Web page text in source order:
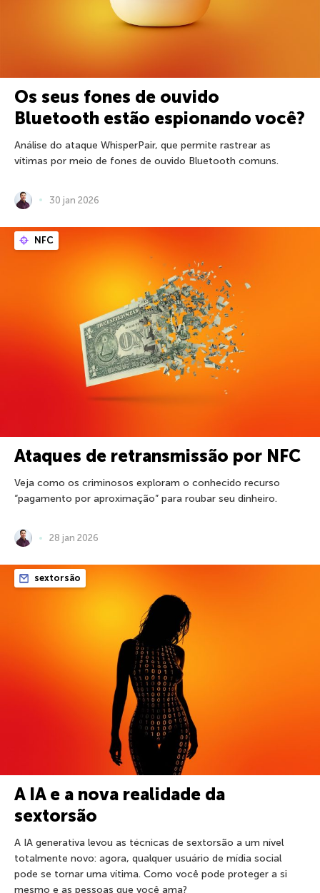
Os seus fones de ouvido
Bluetooth estão espionando você?
Análise do ataque WhisperPair, que permite rastrear as
vítimas por meio de fones de ouvido Bluetooth comuns.
30 jan 2026
NFC
Ataques de retransmissão por NFC
Veja como os criminosos exploram o conhecido recurso
“pagamento por aproximação” para roubar seu dinheiro.
28 jan 2026
sextorsão
A IA e a nova realidade da
sextorsão
A IA generativa levou as técnicas de sextorsão a um nível
totalmente novo: agora, qualquer usuário de mídia social
pode se tornar uma vítima. Como você pode proteger a si
mesmo e as pessoas que você ama?